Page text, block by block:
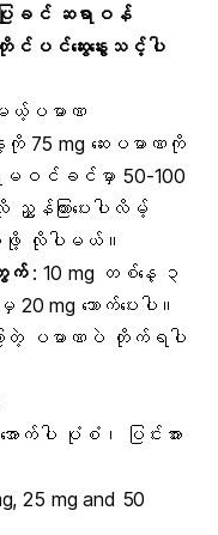
ပြုခင် ဆရာဝန်
ပင်ဆွေးနွေးသင့်ပါ
မယ့်ပမာဏ
75 mg ဆေးပမာဏကို
ာမဝင်ခင်မှာ 50-100
ကြားပေးပါလိမ့်
းဖို့ လိုပါမယ်။
က် : 10 mg တစ်နေ့ ၃
သောက်ပေးပါ။
းတဲ့ ပမာဏပဲ တိုက်ရပါ
က်ပါ ပုံစံ၊ ပြင်းအား
25 mg and 50